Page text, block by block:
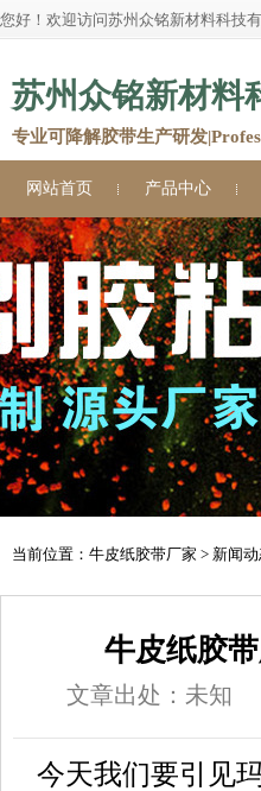
您好！欢迎访问苏州众铭新材料科技
苏州众铭新材料
专业可降解胶带生产研发
网站首页 产品中心
当前位置： 牛皮纸胶带厂家 > 新闻
牛皮纸胶
文章出处：未知
今天我们要引见